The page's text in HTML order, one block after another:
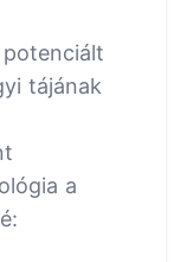
tájának
a